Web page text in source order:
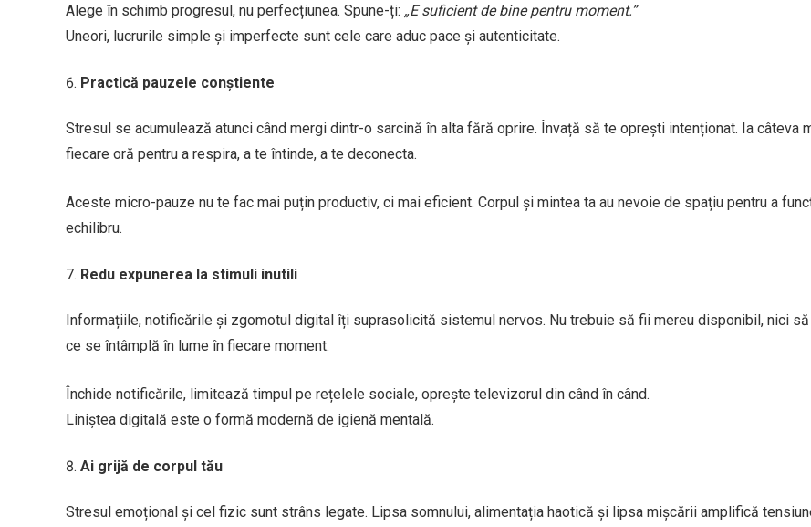
Alege în schimb progresul, nu perfecțiunea. Spune-ți: „E suficient de bine pentru moment.”
Uneori, lucrurile simple și imperfecte sunt cele care aduc pace și autenticitate.
Practică pauzele conștiente
Stresul se acumulează atunci când mergi dintr-o sarcină în alta fără oprire. Învață să te oprești intenționat. Ia câteva
fiecare oră pentru a respira, a te întinde, a te deconecta.
Aceste micro-pauze nu te fac mai puțin productiv, ci mai eficient. Corpul și mintea ta au nevoie de spațiu pentru a
echilibru.
Redu expunerea la stimuli inutili
Informațiile, notificările și zgomotul digital îți suprasolicită sistemul nervos. Nu trebuie să fii mereu disponibil, nici
ce se întâmplă în lume în fiecare moment.
Închide notificările, limitează timpul pe rețelele sociale, oprește televizorul din când în când.
Liniștea digitală este o formă modernă de igienă mentală.
Ai grijă de corpul tău
Stresul emoțional și cel fizic sunt strâns legate. Lipsa somnului, alimentația haotică și lipsa mișcării amplifică